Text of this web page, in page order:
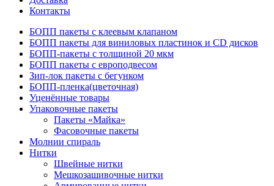
Контакты
БОПП пакеты с клеевым клапаном
БОПП пакеты для виниловых пластинок и CD дисков
БОПП-пакеты с толщиной 20 мкм
БОПП пакеты с европодвесом
Зип-лок пакеты с бегунком
БОПП-пленка(цветочная)
Уценённые товары
Упаковочные пакеты
Пакеты «Майка»
Фасовочные пакеты
Молнии спираль
Нитки
Швейные нитки
Мешкозашивочные нитки